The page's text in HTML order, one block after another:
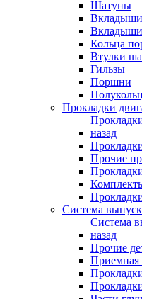
Шатуны
Кольца
Втулки
Гильзы
Поршни
Прокладки
назад
Прочие
Система
Система
назад
Прочие
Приемная